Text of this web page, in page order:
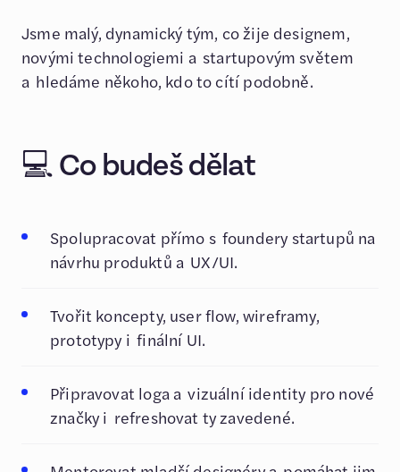
Jsme malý, dynamický tým, co žije designem,
novými technologiemi a startupovým světem
a hledáme někoho, kdo to cítí podobně.
💻 Co budeš dělat
Spolupracovat přímo s foundery startupů na
návrhu produktů a UX/UI.
Tvořit koncepty, user flow, wireframy,
prototypy i finální UI.
Připravovat loga a vizuální identity pro nové
značky i refreshovat ty zavedené.